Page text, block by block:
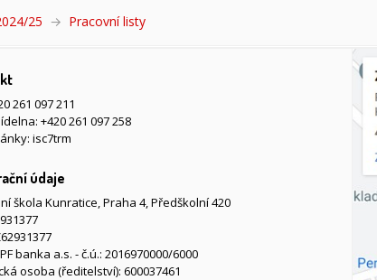
25 Pracovní listy
261 097 211
+420 261 097 258
isc7trm
údaje
škola Kunratice, Praha 4, Předškolní 420
banka a.s. - č.ú.: 2016970000/6000
osoba (ředitelství): 600037461